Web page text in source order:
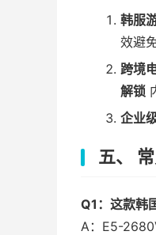
韩服
效避
跨境
解锁
企业
五、
Q1：这款韩
A：E5-